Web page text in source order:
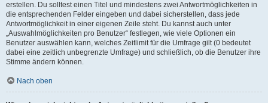
erstellen. Du solltest einen Titel und mindestens zwei Antwortmöglichkeiten in
die entsprechenden Felder eingeben und dabei sicherstellen, dass jede
Antwortmöglichkeit in einer eigenen Zeile steht. Du kannst auch unter
„Auswahlmöglichkeiten pro Benutzer“ festlegen, wie viele Optionen ein
Benutzer auswählen kann, welches Zeitlimit für die Umfrage gilt (0 bedeutet
dabei eine zeitlich unbegrenzte Umfrage) und schließlich, ob die Benutzer ihre
Stimme ändern können.
Nach oben